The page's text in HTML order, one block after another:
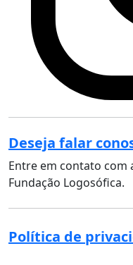
Deseja falar
Entre em contato com
Fundação Logosófica.
Política de